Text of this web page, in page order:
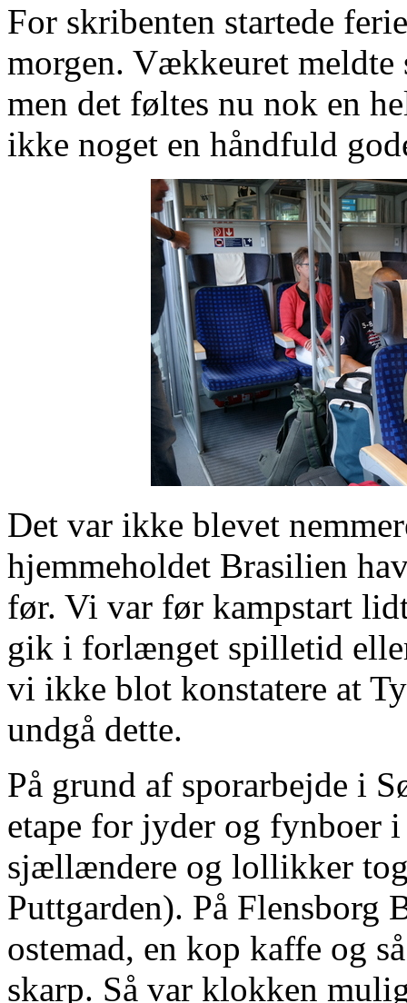
For skribenten startede
morgen. Vækkeuret
men det føltes nu nok en
ikke noget en håndfuld
Det var ikke blevet
hjemmeholdet Brasilien
før. Vi var før kampstart
gik i forlænget spilletid
vi ikke blot konstatere at
undgå dette.
På grund af sporarbejde i
etape for jyder og fynboer
sjællændere og lollikker
Puttgarden). På Flensborg
ostemad, en kop kaffe og
skarp. Så var klokken